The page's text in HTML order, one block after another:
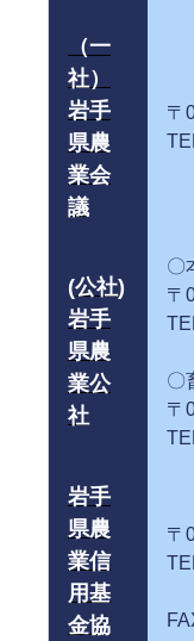
（一
社）
岩手
県農
業会
議
〒
(公社)
岩手
県農
業公
社
〇
〒
〇
岩手
県農
業信
用基
金協
〒